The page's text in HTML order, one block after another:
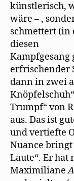
künstlerisch,
wäre – ,
schmettert (in
diesen
Kampfgesang
erfrischender
dann in zwei
Trumpf“ von
aus. Das ist
und vertiefte
Nuance
Laute“. Er hat
Maximiliane